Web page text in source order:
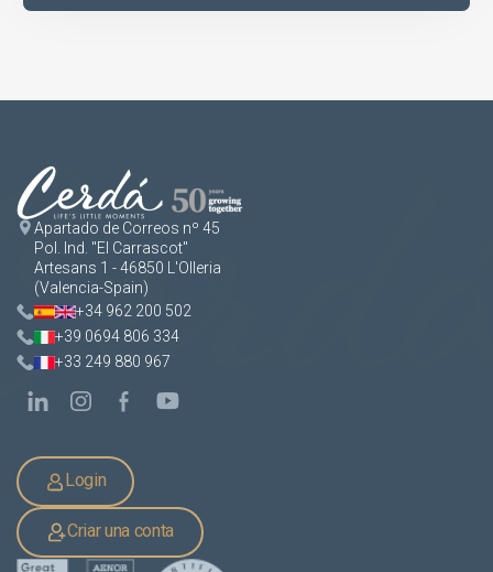
Apartado de Correos nº 45
Pol. Ind. "El Carrascot"
Artesans 1 - 46850 L'Olleria
(Valencia-Spain)
+34 962 200 502
+39 0694 806 334
+33 249 880 967
Login
Criar una conta